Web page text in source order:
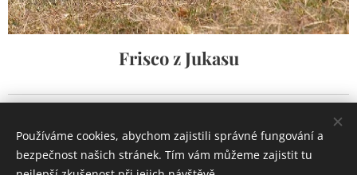
Frisco z Jukasu
www.zjukasu.cz
Používáme cookies, abychom zajistili správné fungování a
bezpečnost našich stránek. Tím vám můžeme zajistit tu